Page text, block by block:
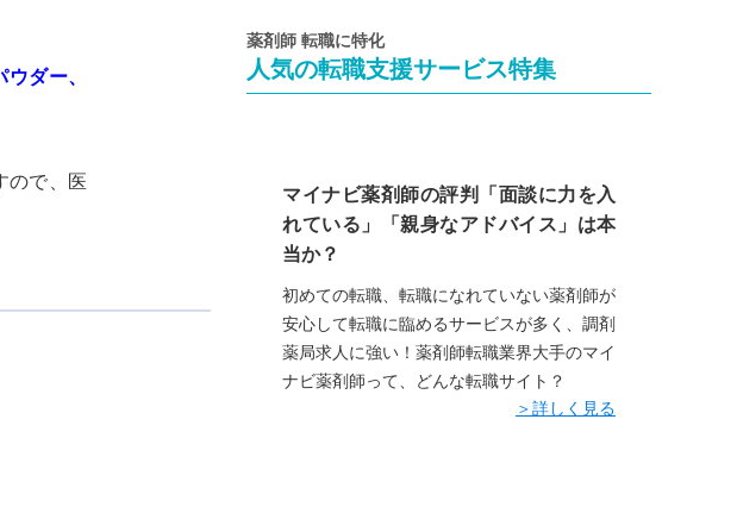
ダー、
ので、医
薬剤師 転職に特化
人気の転職支援サービス特集
マイナビ薬剤師の評判「面談に力を入
れている」「親身なアドバイス」は本
当か？
初めての転職、転職になれていない薬剤師が
安心して転職に臨めるサービスが多く、調剤
薬局求人に強い！薬剤師転職業界大手のマイ
ナビ薬剤師って、どんな転職サイト？
＞詳しく見る